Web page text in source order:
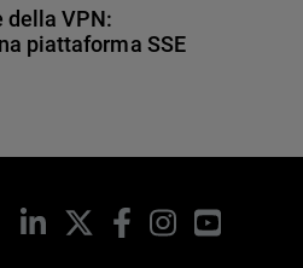
della VPN:
piattaforma SSE
LinkedIn Facebook
InstagramYouTube